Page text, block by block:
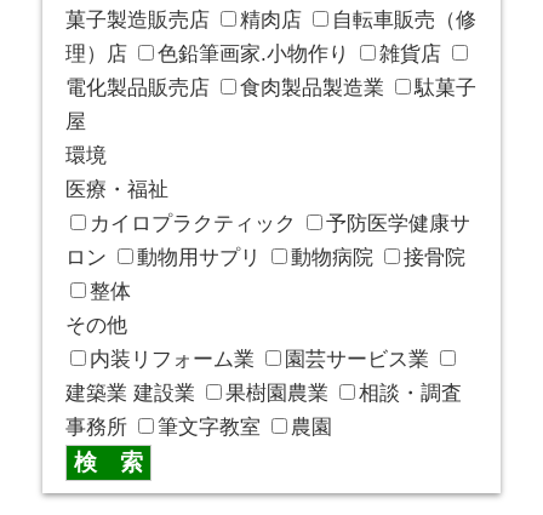
菓子製造販売店
精肉店
自転車販売（修
理）店
色鉛筆画家.小物作り
雑貨店
電化製品販売店
食肉製品製造業
駄菓子
屋
環境
医療・福祉
カイロプラクティック
予防医学健康サ
ロン
動物用サプリ 動物病院
接骨院
整体
その他
内装リフォーム業
園芸サービス業
建築業 建設業
果樹園農業
相談・調査
事務所
筆文字教室 農園